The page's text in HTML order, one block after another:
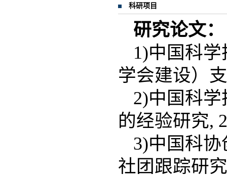
科研项目
研究论文：
1)中国科
学会建设）
2)中国科
的经验研究,
3)中国科
社团跟踪研